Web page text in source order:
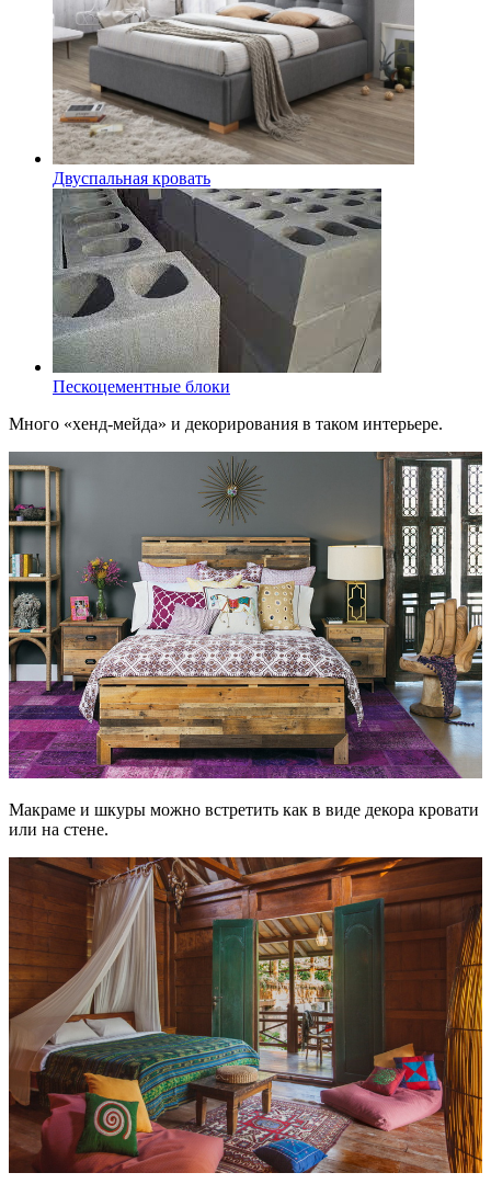
Двуспальная кровать
Пескоцементные блоки
Много «хенд-мейда» и декорирования в таком интерьере.
Макраме и шкуры можно встретить как в виде декора кровати
или на стене.